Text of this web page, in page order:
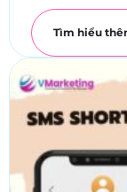
Tìm hiểu